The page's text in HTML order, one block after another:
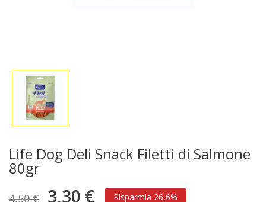
Life Dog Deli Snack Filetti di Salmone
80gr
4,50 € 3,30 € Risparmia 26,6%